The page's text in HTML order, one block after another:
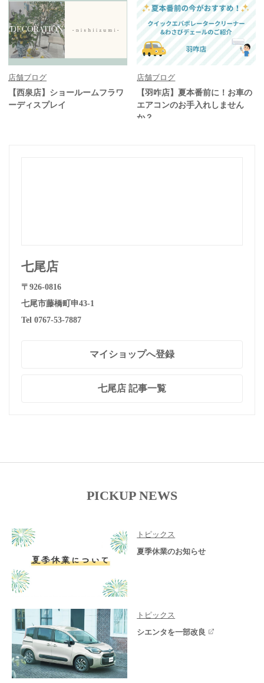
店舗ブログ
【西泉店】ショールームフラワ
ーディスプレイ
店舗ブログ
【羽咋店】夏本番前に！お車の
エアコンのお手入れしません
か？
七尾店
〒926-0816
七尾市藤橋町申43-1
Tel 0767-53-7887
マイショップへ登録
七尾店 記事一覧
PICKUP NEWS
トピックス
夏季休業のお知らせ
トピックス
シエンタを一部改良